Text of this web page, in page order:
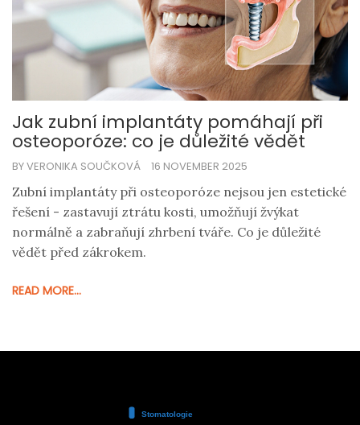
Jak zubní implantáty pomáhají při
osteoporóze: co je důležité vědět
BY VERONIKA SOUČKOVÁ 16 NOVEMBER 2025
Zubní implantáty při osteoporóze nejsou jen estetické
řešení - zastavují ztrátu kosti, umožňují žvýkat
normálně a zabraňují zhrbení tváře. Co je důležité
vědět před zákrokem.
READ MORE...